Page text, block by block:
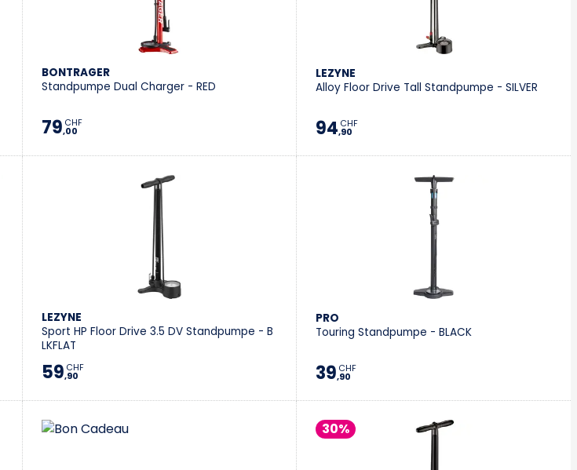
BONTRAGER
Standpumpe Dual Charger - RED
79,00
CHF
LEZYNE
Alloy Floor Drive Tall Standpumpe - SILVER
94,90
CHF
LEZYNE
Sport HP Floor Drive 3.5 DV Standpumpe - B
LKFLAT
59,90
CHF
PRO
Touring Standpumpe - BLACK
39,90
CHF
30%